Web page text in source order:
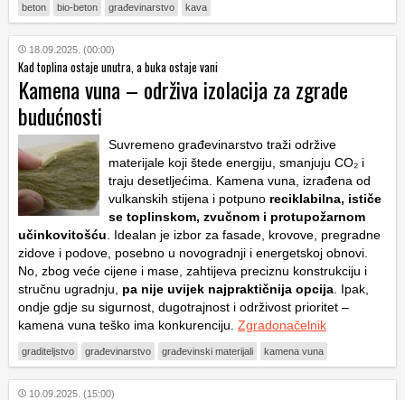
beton bio-beton građevinarstvo kava
18.09.2025. (00:00)
Kad toplina ostaje unutra, a buka ostaje vani
Kamena vuna – održiva izolacija za zgrade
budućnosti
Suvremeno građevinarstvo traži održive
materijale koji štede energiju, smanjuju CO₂ i
traju desetljećima. Kamena vuna, izrađena od
vulkanskih stijena i potpuno reciklabilna, ističe
se toplinskom, zvučnom i protupožarnom
učinkovitošću . Idealan je izbor za fasade, krovove, pregradne
zidove i podove, posebno u novogradnji i energetskoj obnovi.
No, zbog veće cijene i mase, zahtijeva preciznu konstrukciju i
stručnu ugradnju, pa nije uvijek najpraktičnija opcija . Ipak,
ondje gdje su sigurnost, dugotrajnost i održivost prioritet –
kamena vuna teško ima konkurenciju. Zgradonačelnik
graditeljstvo građevinarstvo građevinski materijali kamena vuna
10.09.2025. (15:00)